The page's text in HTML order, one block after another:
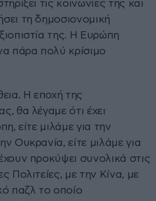
τις κοινωνίες της και
τη δημοσιονομική
της. Η Ευρώπη
πάρα πολύ κρίσιμο
Η εποχή της
θα λέγαμε ότι έχει
είτε μιλάμε για την
Ουκρανία, είτε μιλάμε για
προκύψει συνολικά στις
Πολιτείες, με την Κίνα, με
παζλ το οποίο